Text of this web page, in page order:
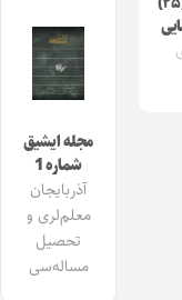
مجله ایشیق
شماره 1
آذربایجان
معلم‌لری و
تحصیل
مساله‌سی